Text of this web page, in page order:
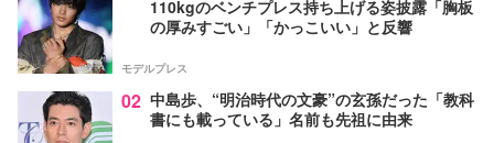
110kgのベンチプレス持ち上げる姿披露「胸板
の厚みすごい」「かっこいい」と反響
モデルプレス
02 中島歩、“明治時代の文豪”の玄孫だった「教科
書にも載っている」名前も先祖に由来